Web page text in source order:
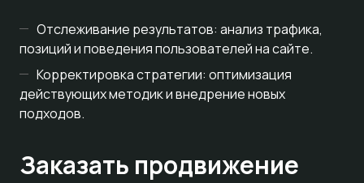
Отслеживание результатов: анализ трафика,
позиций и поведения пользователей на сайте.
Корректировка стратегии: оптимизация
действующих методик и внедрение новых
подходов.
Заказать продвижение